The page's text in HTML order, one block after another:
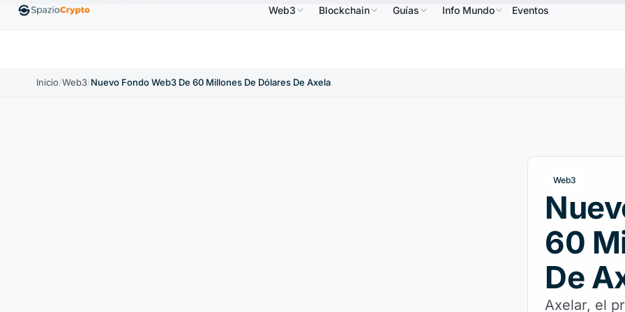
↑1.10% EthereumETH 0,9991 US$↑0.00% BNBBNB586,64 US$ ↑2.10% USDCUSDC0,9995 US$↑0.00%
Web3 Blockchain Guías Info Mundo Eventos
Inicio/Web3/Nuevo Fondo Web3 De 60 Millones De Dólares De Axela
Web3
60
De
Axelar, el